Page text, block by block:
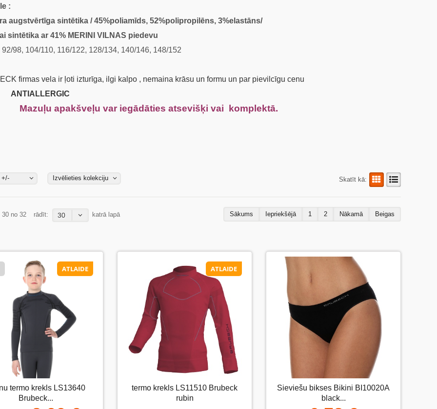
:
sintētika / 45%poliamīds, 52%polipropilēns, 3%elastāns/
ar 41% MERINI VILNAS piedevu
98, 104/110, 116/122, 128/134, 140/146, 148/152
firmas vela ir ļoti izturīga, ilgi kalpo , nemaina krāsu un formu un par pievilcīgu cenu
apakšveļu var iegādāties atsevišķi vai komplektā.
Skatīt kā:
+/- Izvēlieties kolekciju
no 32 rādīt: 30 katrā lapā Sākums Iepriekšējā 1 2 Nākamā Beigas
ATLAIDE
termo krekls LS13640
Brubeck...
termo krekls LS13640
Brubeck...
ATLAIDE
termo krekls LS11510 Brubeck
rubin
ATLAIDE
termo krekls LS11510 Brubeck rubin
Sieviešu bikses Bikini BI10020А
black...
Sieviešu bikses Bikini BI10020А
black...